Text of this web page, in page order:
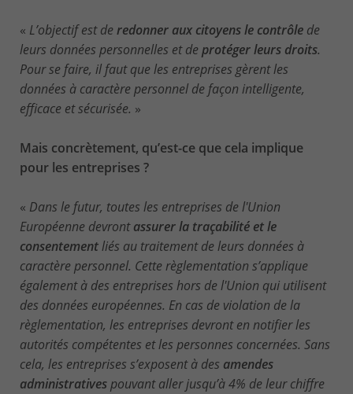
« L’objectif est de redonner aux citoyens le contrôle de
leurs données personnelles et de protéger leurs droits.
Pour se faire, il faut que les entreprises gèrent les
données à caractère personnel de façon intelligente,
efficace et sécurisée. »
Mais concrètement, qu’est-ce que cela implique
pour les entreprises ?
« Dans le futur, toutes les entreprises de l'Union
Européenne devrontassurer la traçabilité et le
consentementliés au traitement de leurs données à
caractère personnel. Cette règlementation s’applique
également à des entreprises hors de l'Union qui utilisent
des données européennes. En cas de violation de la
règlementation, les entreprises devront en notifier les
autorités compétentes et les personnes concernées. Sans
cela, les entreprises s’exposent à des amendes
administrativespouvant aller jusqu’à 4% de leur chiffre